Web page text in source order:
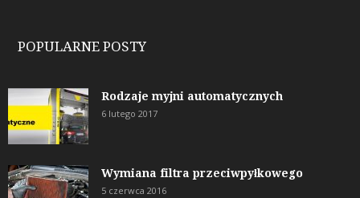
POPULARNE POSTY
Rodzaje myjni automatycznych
6 lutego 2017
Wymiana filtra przeciwpyłkowego
5 czerwca 2016